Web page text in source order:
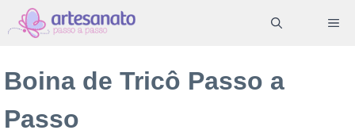
Pular
para
conteúdo
Boina de Tricô Passo a
Passo